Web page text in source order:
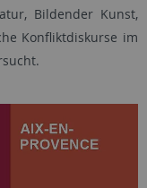
Bildender Kunst,
Konfliktdiskurse im